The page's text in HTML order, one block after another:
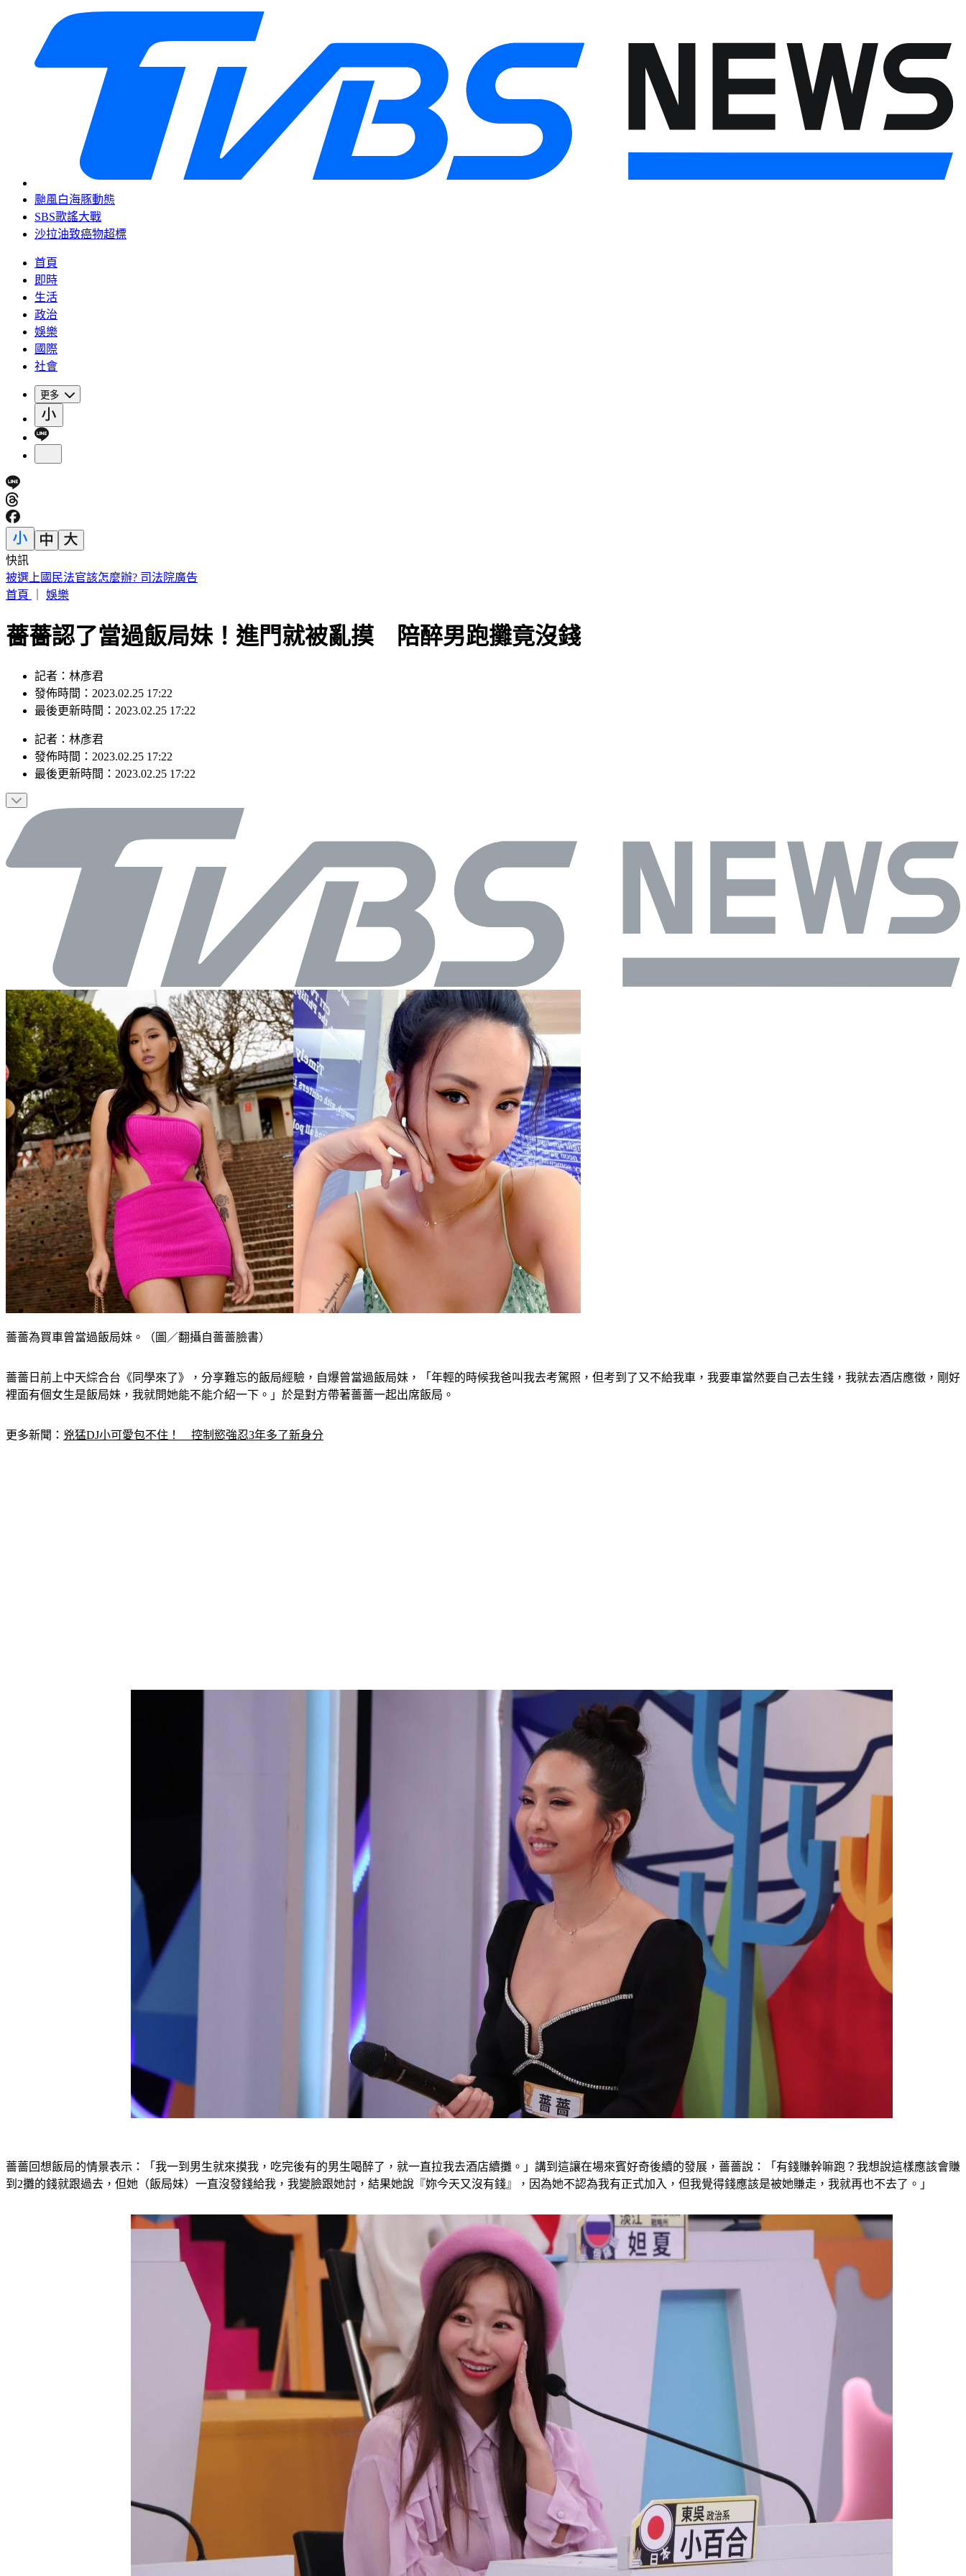
颱風白海豚動態
SBS歌謠大戰
沙拉油致癌物超標
首頁
即時
生活
政治
娛樂
國際
社會
更多
快訊
被選上國民法官該怎麼辦? 司法院廣告
首頁
娛樂
薔薔認了當過飯局妹！進門就被亂摸 陪醉男跑攤竟沒錢
記者：林彥君
發佈時間：2023.02.25 17:22
最後更新時間：2023.02.25 17:22
記者 ： 林彥君
發佈時間： 2023.02.25 17:22
最後更新時間： 2023.02.25 17:22
薔薔為買車曾當過飯局妹。（圖／翻攝自薔薔臉書）
薔薔日前上中天綜合台《同學來了》，分享難忘的飯局經驗，自爆曾當過飯局妹，「年輕的時候我爸叫我去考駕照，但考到了又不給我車，我要車當然要自己去生錢，我就去酒店應徵，剛好
裡面有個女生是飯局妹，我就問她能不能介紹一下。」於是對方帶著薔薔一起出席飯局。
更多新聞： 兇猛DJ小可愛包不住！　控制慾強忍3年多了新身分
薔薔回想飯局的情景表示：「我一到男生就來摸我，吃完後有的男生喝醉了，就一直拉我去酒店續攤。」講到這讓在場來賓好奇後續的發展，薔薔說：「有錢賺幹嘛跑？我想說這樣應該會賺
到2攤的錢就跟過去，但她（飯局妹）一直沒發錢給我，我變臉跟她討，結果她說『妳今天又沒有錢』，因為她不認為我有正式加入，但我覺得錢應該是被她賺走，我就再也不去了。」